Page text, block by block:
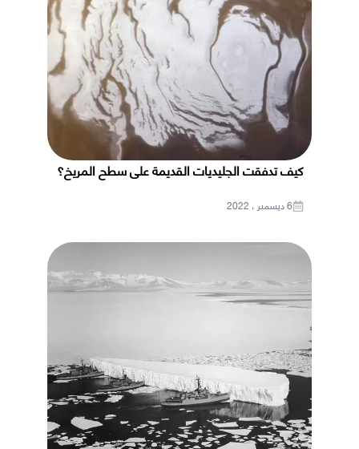
كيف تدفقت الجليديات القديمة على سطح المريخ؟
6 ديسمبر ، 2022